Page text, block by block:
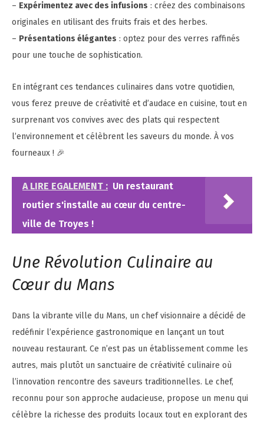
– Expérimentez avec des infusions : créez des combinaisons
originales en utilisant des fruits frais et des herbes.
– Présentations élégantes : optez pour des verres raffinés
pour une touche de sophistication.
En intégrant ces tendances culinaires dans votre quotidien,
vous ferez preuve de créativité et d’audace en cuisine, tout en
surprenant vos convives avec des plats qui respectent
l’environnement et célèbrent les saveurs du monde. À vos
fourneaux ! 🎉
A LIRE EGALEMENT : Un restaurant
routier s'installe au cœur du centre-
ville de Troyes !
Une Révolution Culinaire au
Cœur du Mans
Dans la vibrante ville du Mans, un chef visionnaire a décidé de
redéfinir l’expérience gastronomique en lançant un tout
nouveau restaurant. Ce n’est pas un établissement comme les
autres, mais plutôt un sanctuaire de créativité culinaire où
l’innovation rencontre des saveurs traditionnelles. Le chef,
reconnu pour son approche audacieuse, propose un menu qui
célèbre la richesse des produits locaux tout en explorant des